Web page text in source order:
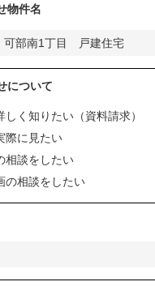
物件名
について
しく知りたい（資料請求）
際に見たい
相談をしたい
の相談をしたい